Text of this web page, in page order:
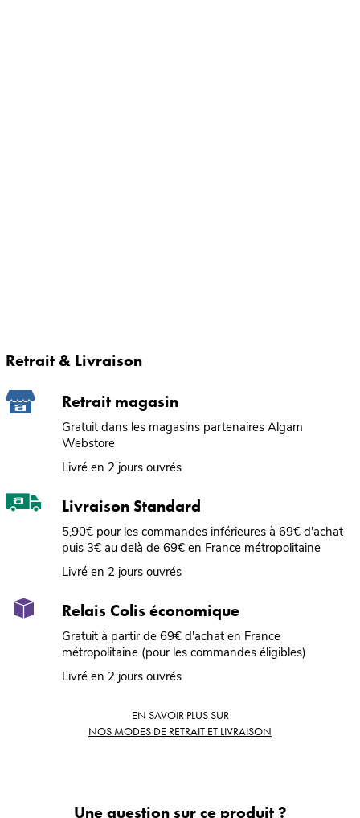
Retrait & Livraison
Retrait magasin
Gratuit dans les magasins partenaires Algam
Webstore
Livré en 2 jours ouvrés
Livraison Standard
5,90€ pour les commandes inférieures à 69€ d'achat
puis 3€ au delà de 69€ en France métropolitaine
Livré en 2 jours ouvrés
Relais Colis économique
Gratuit à partir de 69€ d'achat en France
métropolitaine (pour les commandes éligibles)
Livré en 2 jours ouvrés
EN SAVOIR PLUS SUR
NOS MODES DE RETRAIT ET LIVRAISON
Une question sur ce produit ?